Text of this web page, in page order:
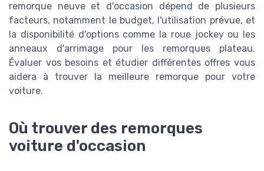
remorque neuve et d'occasion dépend de plusieurs
facteurs, notamment le budget, l'utilisation prévue, et
la disponibilité d'options comme la roue jockey ou les
anneaux d'arrimage pour les remorques plateau.
Évaluer vos besoins et étudier différentes offres vous
aidera à trouver la meilleure remorque pour votre
voiture.
Où trouver des remorques
voiture d'occasion